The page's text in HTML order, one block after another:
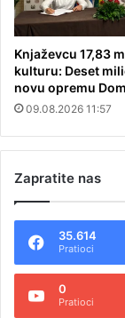
Knjaževcu 17,83
kulturu: Deset
novu opremu
09.08.2026 11:57
Zapratite nas
35.614
Pratioci
0
Pratioci